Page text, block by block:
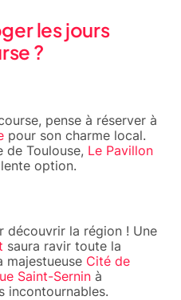
les jours
?
pense à réserver à
pour son charme local.
de Toulouse, Le Pavillon
option.
découvrir la région ! Une
saura ravir toute la
majestueuse Cité de
Saint-Sernin à
incontournables.